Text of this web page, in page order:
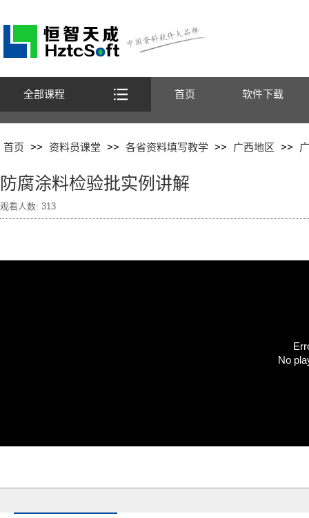
全部课程 首页 软件下载
首页 >> 资料员课堂 >> 各省资料填写教学 >> 广西地区 >>
防腐涂料检验批实例讲解
观看人数: 313
No